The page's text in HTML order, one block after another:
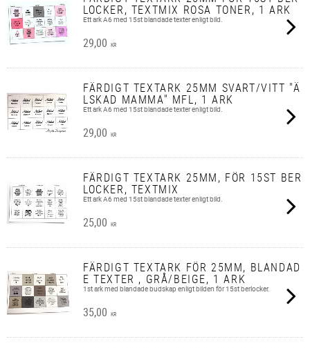
LOCKER, TEXTMIX ROSA TONER, 1 ARK
Ett ark A6 med 15st blandade texter enligt bild.
29,00 KR
FÄRDIGT TEXTARK 25MM SVART/VITT "Ä
LSKAD MAMMA" MFL, 1 ARK
Ett ark A6 med 15st blandade texter enligt bild.
29,00 KR
FÄRDIGT TEXTARK 25MM, FÖR 15ST BER
LOCKER, TEXTMIX
Ett ark A6 med 15st blandade texter enligt bild.
25,00 KR
FÄRDIGT TEXTARK FÖR 25MM, BLANDAD
E TEXTER , GRÅ/BEIGE, 1 ARK
1st ark med blandade budskap enligt bilden för 15st berlocker.
35,00 KR